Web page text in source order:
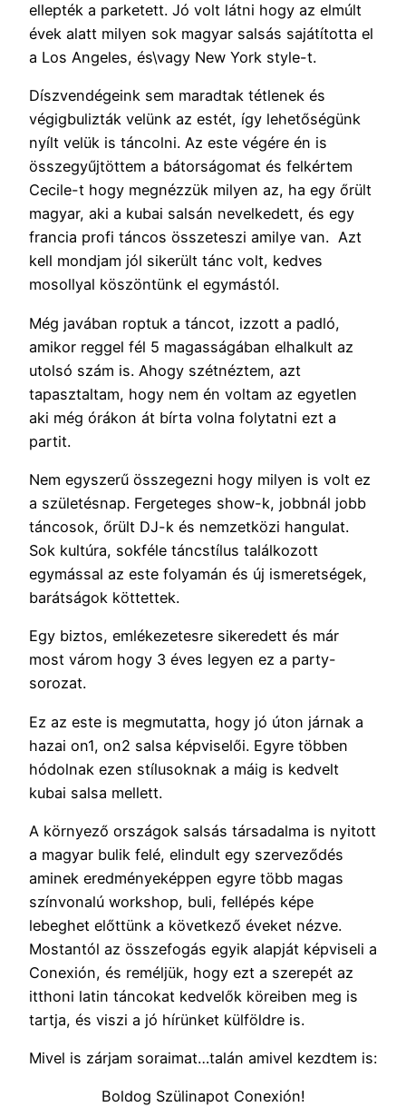
ellepték a parketett. Jó volt látni hogy az elmúlt
évek alatt milyen sok magyar salsás sajátította el
a Los Angeles, és\vagy New York style-t.
Díszvendégeink sem maradtak tétlenek és
végigbulizták velünk az estét, így lehetőségünk
nyílt velük is táncolni. Az este végére én is
összegyűjtöttem a bátorságomat és felkértem
Cecile-t hogy megnézzük milyen az, ha egy őrült
magyar, aki a kubai salsán nevelkedett, és egy
francia profi táncos összeteszi amilye van. Azt
kell mondjam jól sikerült tánc volt, kedves
mosollyal köszöntünk el egymástól.
Még javában roptuk a táncot, izzott a padló,
amikor reggel fél 5 magasságában elhalkult az
utolsó szám is. Ahogy szétnéztem, azt
tapasztaltam, hogy nem én voltam az egyetlen
aki még órákon át bírta volna folytatni ezt a
partit.
Nem egyszerű összegezni hogy milyen is volt ez
a születésnap. Fergeteges show-k, jobbnál jobb
táncosok, őrült DJ-k és nemzetközi hangulat.
Sok kultúra, sokféle táncstílus találkozott
egymással az este folyamán és új ismeretségek,
barátságok köttettek.
Egy biztos, emlékezetesre sikeredett és már
most várom hogy 3 éves legyen ez a party-
sorozat.
Ez az este is megmutatta, hogy jó úton járnak a
hazai on1, on2 salsa képviselői. Egyre többen
hódolnak ezen stílusoknak a máig is kedvelt
kubai salsa mellett.
A környező országok salsás társadalma is nyitott
a magyar bulik felé, elindult egy szerveződés
aminek eredményeképpen egyre több magas
színvonalú workshop, buli, fellépés képe
lebeghet előttünk a következő éveket nézve.
Mostantól az összefogás egyik alapját képviseli a
Conexión, és reméljük, hogy ezt a szerepét az
itthoni latin táncokat kedvelők köreiben meg is
tartja, és viszi a jó hírünket külföldre is.
Mivel is zárjam soraimat…talán amivel kezdtem is:
Boldog Szülinapot Conexión!